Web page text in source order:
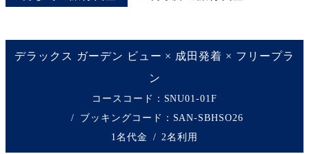
デラックス ガーデン ビュー × 成田発着 × フリープラ
ン
コースコード：SNU01-01F
ブッキングコード： SAN-SBHSO26
1名代金
2名利用